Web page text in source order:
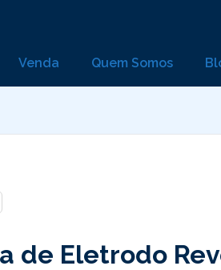
Venda Quem Somos
de Eletrodo